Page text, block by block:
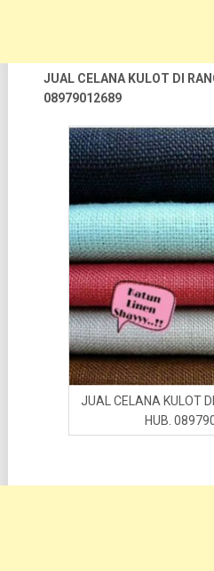
JUAL CELANA KULOT DI
08979012689
JUAL CELANA KULOT
HUB.